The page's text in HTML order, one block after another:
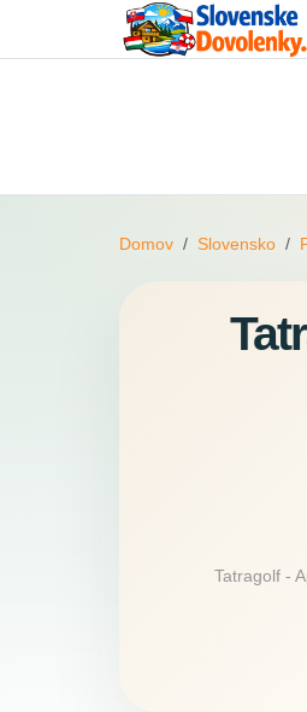
Domov Slovensko
Tatragolf -